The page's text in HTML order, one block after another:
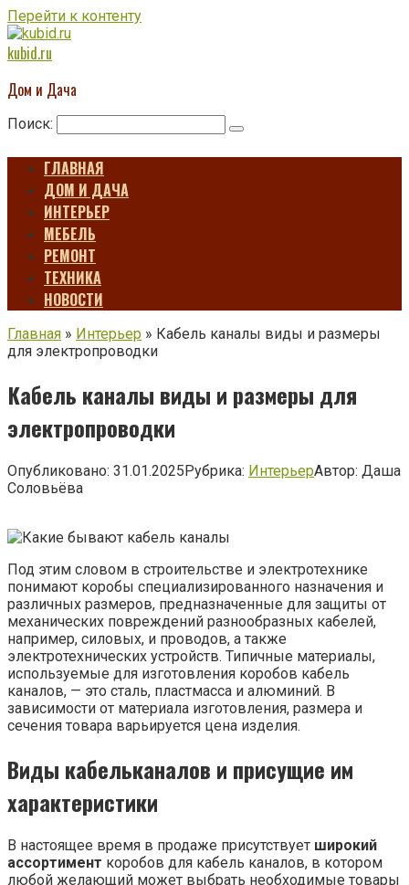
Перейти к контенту
kubid.ru
Дом и Дача
Поиск:
ГЛАВНАЯ
ДОМ И ДАЧА
ИНТЕРЬЕР
МЕБЕЛЬ
РЕМОНТ
ТЕХНИКА
НОВОСТИ
Главная » Интерьер » Кабель каналы виды и размеры
для электропроводки
Кабель каналы виды и размеры для
электропроводки
Опубликовано: 31.01.2025Рубрика: ИнтерьерАвтор: Даша
Соловьёва
Под этим словом в строительстве и электротехнике
понимают коробы специализированного назначения и
различных размеров, предназначенные для защиты от
механических повреждений разнообразных кабелей,
например, силовых, и проводов, а также
электротехнических устройств. Типичные материалы,
используемые для изготовления коробов кабель
каналов, — это сталь, пластмасса и алюминий. В
зависимости от материала изготовления, размера и
сечения товара варьируется цена изделия.
Виды кабельканалов и присущие им
характеристики
В настоящее время в продаже присутствует широкий
ассортимент коробов для кабель каналов, в котором
любой желающий может выбрать необходимые товары